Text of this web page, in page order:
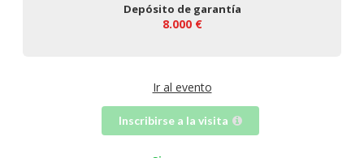
Depósito de garantía
8.000 €
Ir al evento
Inscribirse a la visita